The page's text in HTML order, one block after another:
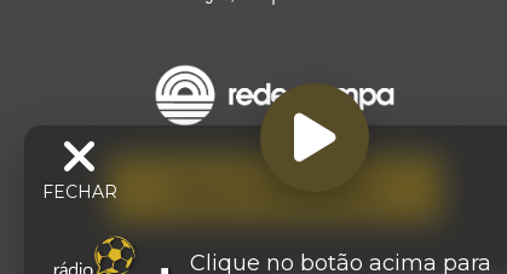
FECHAR
Clique no botão acima para